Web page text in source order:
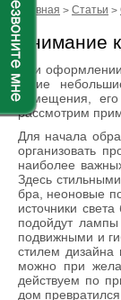
Главная > Статьи >
Внимание
При
такие
помещения,
рассмотрим
Для начала
организовать
наиболее
Здесь
бра, неоновые
источники
подойдут
подвижными и
стилем дизайна
можно при
действуем по
дом